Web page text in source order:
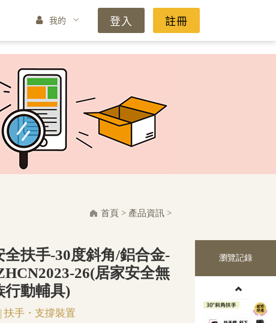
我的 登入 註冊
首頁 > 產品資訊 >
全扶手-30度斜角/鋁合金-
26(居家安全無
行動輔具)
| 扶手・支撐裝置
瀏覽記錄